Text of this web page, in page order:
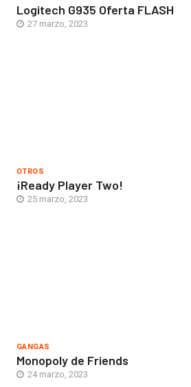
Logitech G935 Oferta FLASH
27 marzo, 2023
OTROS
¡Ready Player Two!
25 marzo, 2023
GANGAS
Monopoly de Friends
24 marzo, 2023